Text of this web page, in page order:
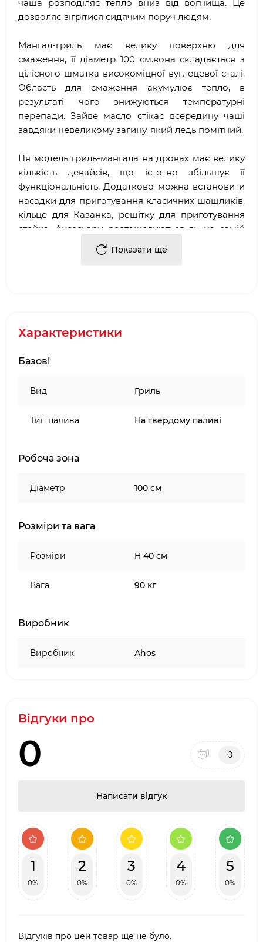
чаша розподіляє тепло вниз від вогнища. Це
дозволяє зігрітися сидячим поруч людям.
Мангал-гриль має велику поверхню для
смаження, її діаметр 100 см.вона складається з
цілісного шматка високоміцної вуглецевої сталі.
Область для смаження акумулює тепло, в
результаті чого знижуються температурні
перепади. Зайве масло стікає всередину чаші
завдяки невеликому загину, який ледь помітний.
Ця модель гриль-мангала на дровах має велику
кількість девайсів, що істотно збільшує її
функціональність. Додатково можна встановити
насадки для приготування класичних шашликів,
кільце для Казанка, решітку для приготування
стейка. Аксесуари розташовуються як на самій
поверхні для смаження, так і на висоті 12 см.
протерти ганчіркою. Очистити золу просто
завдяки знімному пеплозбірнику.
Зовнішній діаметр поверхні для смаження
Внутрішній діаметр поверхні для смаження
вуглецевої сталі
полімерне органічне покриття
кремній-органічне 3-х шарове покриття
Показати ще
Характеристики
Базові
Вид Гриль
Тип палива На твердому паливі
Робоча зона
Діаметр 100 см
Розміри та вага
Розміри H 40 см
Вага 90 кг
Виробник
Виробник Ahos
Відгуки про
0 0
Написати відгук
1
0%
2
0%
3
0%
4
0%
5
0%
Відгуків про цей товар ще не було.